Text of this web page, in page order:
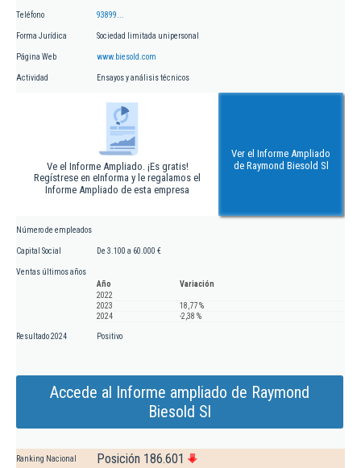
Teléfono 93899...
Forma Jurídica Sociedad limitada unipersonal
Página Web www.biesold.com
Actividad Ensayos y análisis técnicos
Ve el Informe Ampliado. ¡Es gratis!
Regístrese en eInforma y le regalamos el
Informe Ampliado de esta empresa
Ver el Informe Ampliado
de Raymond Biesold Sl
Número de empleados
Capital Social De 3.100 a 60.000 €
Ventas últimos años
Año
Variación
2022
2023
18,77 %
2024
-2,38 %
Resultado 2024 Positivo
Accede al Informe ampliado de Raymond
Biesold Sl
Ranking Nacional Posición 186.601